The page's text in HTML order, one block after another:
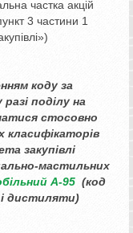
частка акцій
3 частини 1
коду за
поділу на
стосовно
класифікаторів
закупівлі
мастильних
А-95 (код
дистиляти)